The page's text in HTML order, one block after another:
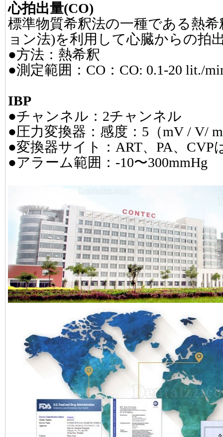
心拍出量(CO)
標準物質希釈法の一種である熱
ョン法)を利用して心臓からの拍
●方法：熱希釈
●測定範囲：CO：CO: 0.1-20 lit./
IBP
●チャンネル：2チャンネル
●圧力変換器：感度：5（mV / V/
●変換器サイト：ART、PA、CVP
●アラーム範囲：-10〜300mmHg